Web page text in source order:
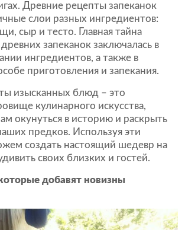
Древние рецепты запеканок
слои разных ингредиентов:
сыр и тесто. Главная тайна
запеканок заключалась в
ингредиентов, а также в
приготовления и запекания.
изысканных блюд – это
кулинарного искусства,
окунуться в историю и раскрыть
предков. Используя эти
создать настоящий шедевр на
своих близких и гостей.
добавят новизны